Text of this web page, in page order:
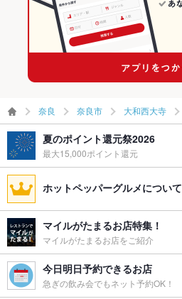
奈良 奈良市 大和西大寺
夏のポイント還元祭2026
最大15,000ポイント還元
ホットペッパーグルメについて
マイルがたまるお店特集！
マイルがたまるお店をご紹介
今日明日予約できるお店
急ぎの飲み会でもネット予約OK！